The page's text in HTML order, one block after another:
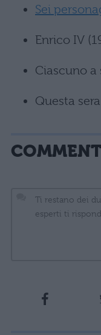
Sei
Enrico IV
Ciascuno a
Questa